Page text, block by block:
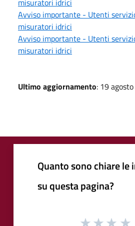
Avviso importante - Utenti
misuratori idrici
Avviso importante - Utenti
misuratori idrici
Ultimo aggiornamento: 19
Quanto sono chiare
su questa pagina?